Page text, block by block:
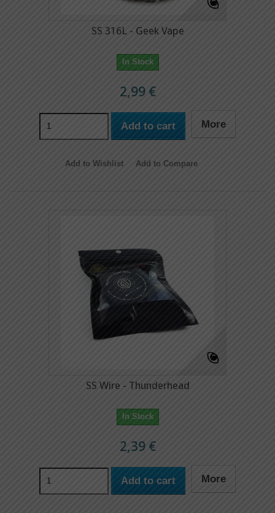
SS 316L - Geek Vape
In Stock
2,99 €
Add to cart More
Add to Wishlist Add to Compare
SS Wire - Thunderhead
In Stock
2,39 €
Add to cart More